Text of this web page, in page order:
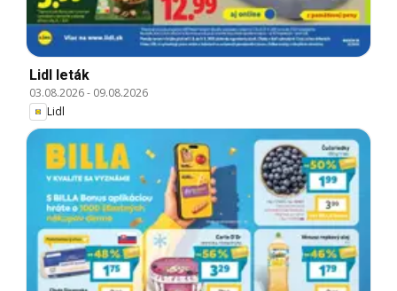
Lidl leták
03.08.2026- 09.08.2026
Lidl